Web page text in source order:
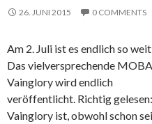
26. JUNI 2015 0 COMMENTS
Am 2. Juli ist es endlich so
Das vielversprechende MOBA
Vainglory wird endlich
veröffentlicht. Richtig gelesen:
Vainglory ist, obwohl schon